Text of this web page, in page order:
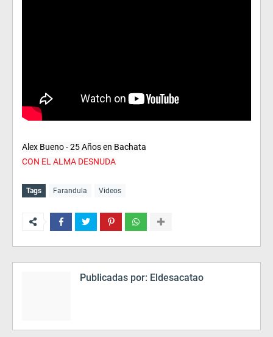
CON EL ALMA DESNUDA
Tags Farandula Videos
Publicadas por: Eldesacatao